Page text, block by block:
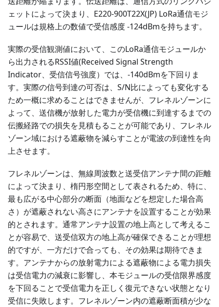
ェットによって決まり、E220-900T22X(JP) LoRa通信モジ
ュールは規格上の数値で受信感度 -124dBmを持ちます。
実際の受信観測値において、このLoRa通信モジュールか
ら出力されるRSSI値(Received Signal Strength
Indicator、受信信号強度）では、-140dBmを下回りま
す。実際の信号到達の可否は、S/N比によっても変化する
ため一概に求めることはできませんが、フレネルゾーンに
よって、送信機が放射した電力が受信機に到達するまでの
伝搬経路での損失を見積もることが可能であり、フレネル
ゾーン域における遮蔽物を減らすことが電波の到達性を向
上させます。
フレネルゾーンは、無線周波数と送受信アンテナ間の距離
によって決まり、楕円形空間として表されるため、特に、
最も広がる中心部分の断面（地面などを想定した場合高
さ）が遮蔽されない高さにアンテナを設置することが効果
的とされます。通常アンテナ設置の地上高として考えるこ
とが容易で、送受信双方の地上高が確保できることが理想
的ですが、一方だけで合っても、その効果は期待できま
す。アンテナからの放射電力による遮蔽物による電力損失
は受信電力の減衰に影響し、本モジュールの受信限界感度
を下回ることで受信電力を正しく復元できない状態となり
受信に失敗します。フレネルゾーン内の遮蔽断面積が少な